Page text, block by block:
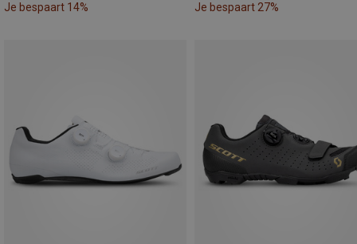
Je bespaart 14% Je bespaart 27%